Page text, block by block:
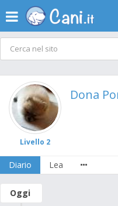
Livello 2
Dona
Diario Lea
Oggi